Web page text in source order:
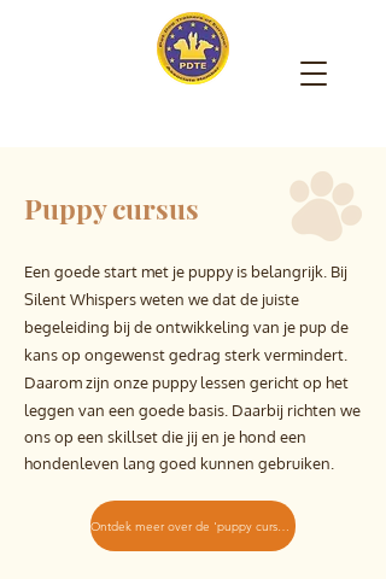
Puppy cursus
Een goede start met je puppy is belangrijk. Bij
Silent Whispers weten we dat de juiste
begeleiding bij de ontwikkeling van je pup de
kans op ongewenst gedrag sterk vermindert.
Daarom zijn onze puppy lessen gericht op het
leggen van een goede basis . Daarbij richten we
ons op een skillset die jij en je hond een
hondenleven lang goed kunnen gebruiken.